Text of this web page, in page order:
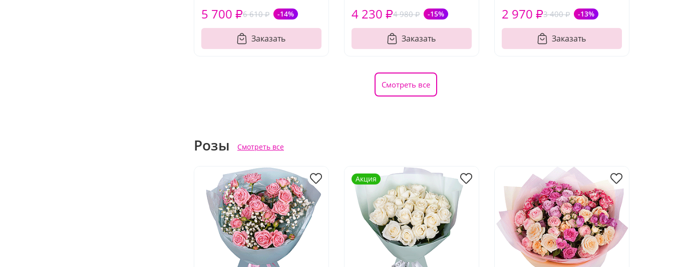
6 610 ₽ -14%
5 700 ₽
Заказать
4 980 ₽ -15%
4 230 ₽
Заказать
3 400 ₽ -13%
2 970 ₽
Заказать
Смотреть все
Розы Смотреть все
Акция